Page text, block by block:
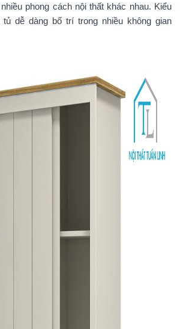
phong cách nội thất khác nhau. Kiểu
dễ dàng bố trí trong nhiều không gian